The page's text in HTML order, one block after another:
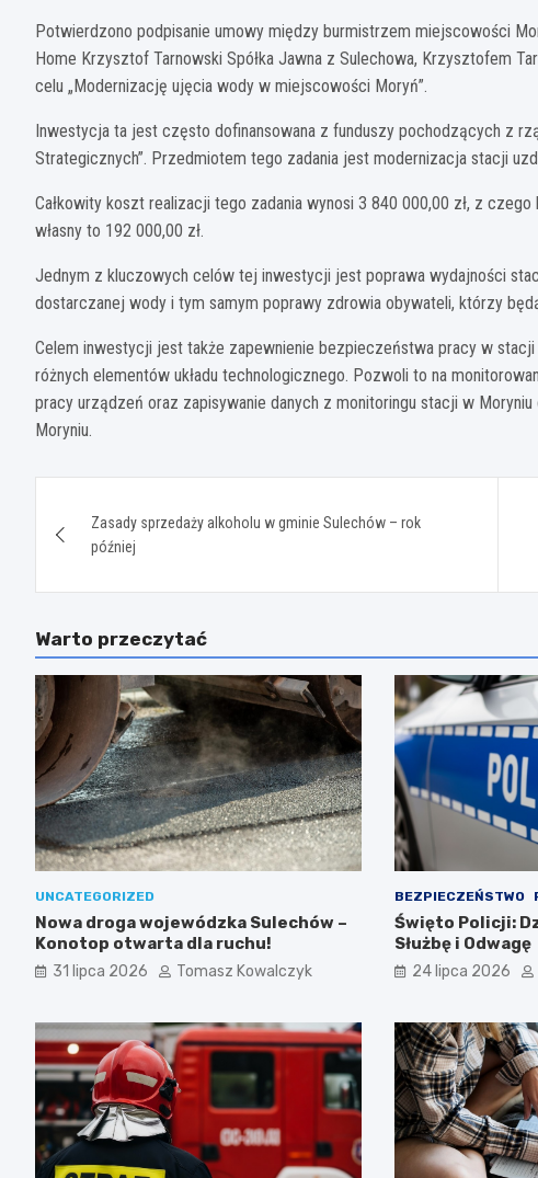
Potwierdzono podpisanie umowy między burmistrzem miejscowości
Home Krzysztof Tarnowski Spółka Jawna z Sulechowa, Krzysztofem
celu „Modernizację ujęcia wody w miejscowości Moryń”.
Inwestycja ta jest często dofinansowana z funduszy pochodzących z
Strategicznych”. Przedmiotem tego zadania jest modernizacja stacji
Całkowity koszt realizacji tego zadania wynosi 3 840 000,00 zł, z czego
własny to 192 000,00 zł.
Jednym z kluczowych celów tej inwestycji jest poprawa wydajności
dostarczanej wody i tym samym poprawy zdrowia obywateli, którzy
Celem inwestycji jest także zapewnienie bezpieczeństwa pracy w
różnych elementów układu technologicznego. Pozwoli to na
pracy urządzeń oraz zapisywanie danych z monitoringu stacji w
Moryniu.
wpisu
Zasady sprzedaży alkoholu w gminie Sulechów – rok
później
Warto przeczytać
UNCATEGORIZED
Nowa droga wojewódzka Sulechów –
Konotop otwarta dla ruchu!
31 lipca 2026 Tomasz Kowalczyk
BEZPIECZEŃSTWO
Święto Policji:
Służbę i Odwagę
24 lipca 2026